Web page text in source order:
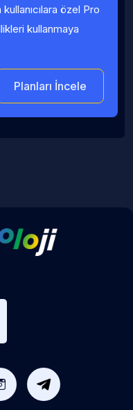
özel Pro
kullanmaya
Planları İncele